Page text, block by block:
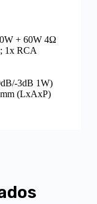
+ 60W 4Ω
1x RCA
3dB 1W)
(LxAxP)